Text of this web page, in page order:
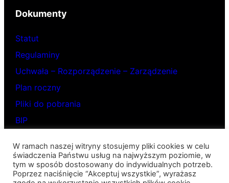
Dokumenty
Statut
Regulaminy
Uchwała – Rozporządzenie – Zarządzenie
Plan roczny
Pliki do pobrania
BIP
Pod słonkiem
W ramach naszej witryny stosujemy pliki cookies w celu
świadczenia Państwu usług na najwyższym poziomie, w
tym w sposób dostosowany do indywidualnych potrzeb.
Poprzez naciśnięcie “Akceptuj wszystkie”, wyrażasz